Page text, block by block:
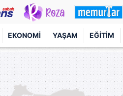
EKONOMI YAŞAM EĞITIM